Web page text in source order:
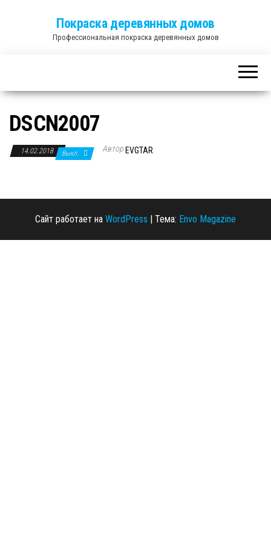
Покраска деревянных домов
Профессиональная покраска деревянных домов
DSCN2007
14.02.2018 Выкл. Автор EVGTAR
Сайт работает на WordPress | Тема: Envo Magazine